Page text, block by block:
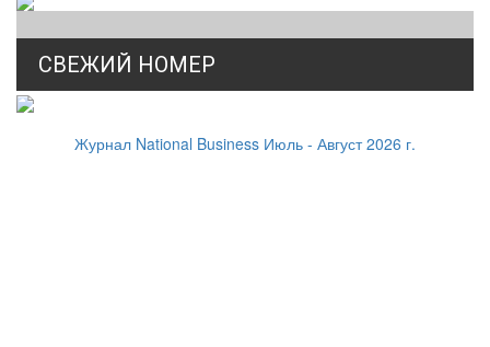
СВЕЖИЙ НОМЕР
Журнал National Business Июль - Август 2026 г.